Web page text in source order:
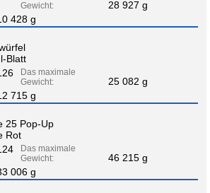
Gewicht:
28 927 g
428 g
Blatt
Das maximale
Gewicht:
25 082 g
715 g
25 Pop-Up
Rot
Das maximale
Gewicht:
46 215 g
006 g